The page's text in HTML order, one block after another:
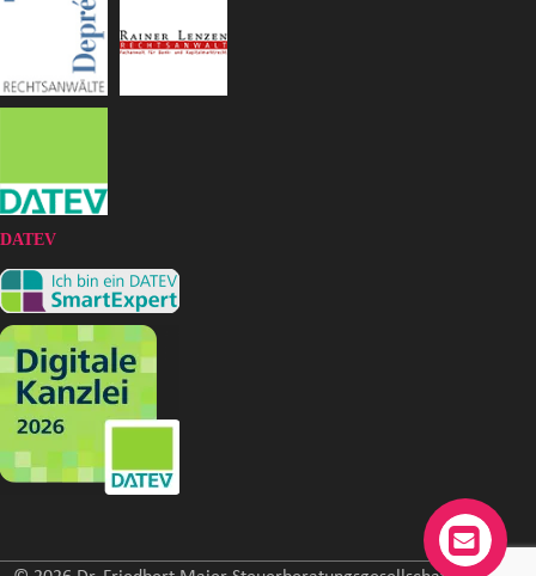
DATEV